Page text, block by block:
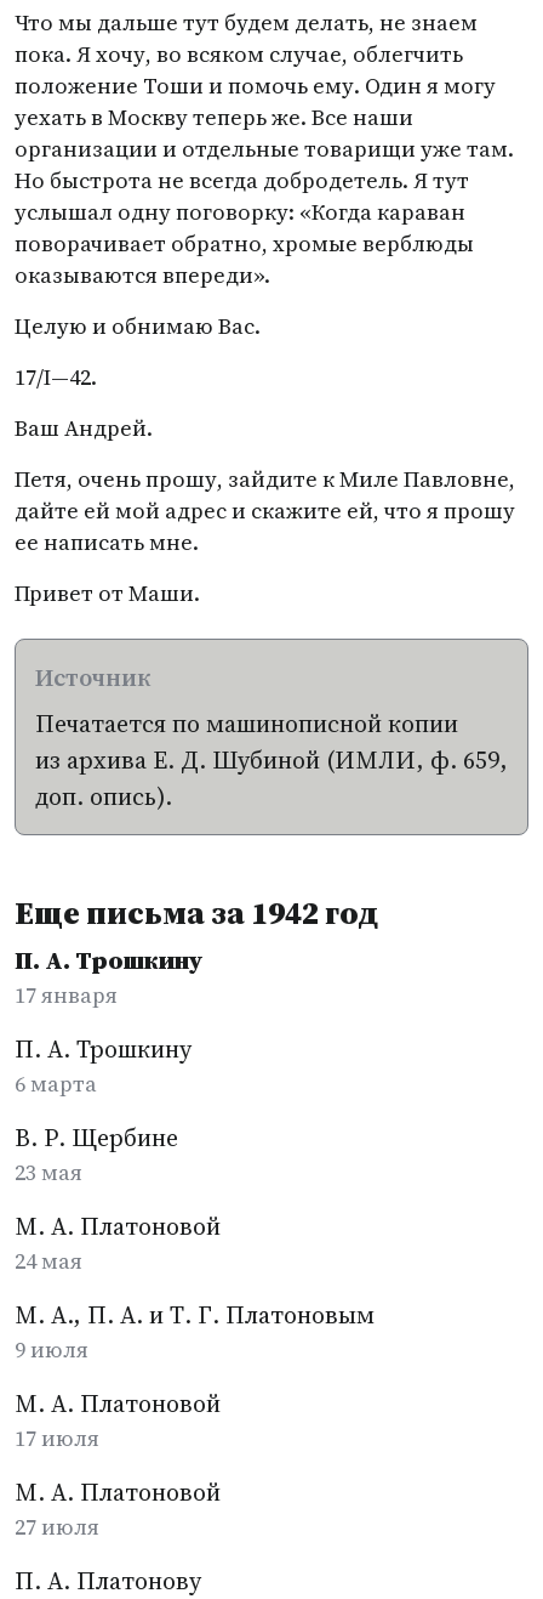
Что мы дальше тут будем делать, не знаем
пока. Я хочу, во всяком случае, облегчить
положение Тоши и помочь ему. Один я могу
уехать в Москву теперь же. Все наши
организации и отдельные товарищи уже там.
Но быстрота не всегда добродетель. Я тут
услышал одну поговорку: «Когда караван
поворачивает обратно, хромые верблюды
оказываются впереди».
Целую и обнимаю Вас.
17/I—42.
Ваш Андрей.
Петя, очень прошу, зайдите к Миле Павловне,
дайте ей мой адрес и скажите ей, что я прошу
ее написать мне.
Привет от Маши.
Печатается по машинописной копии
из архива Е. Д. Шубиной (ИМЛИ, ф. 659,
доп. опись).
Еще письма за 1942 год
П. А. Трошкину
17 января
П. А. Трошкину
6 марта
В. Р. Щербине
23 мая
М. А. Платоновой
24 мая
М. А., П. А. и Т. Г. Платоновым
9 июля
М. А. Платоновой
17 июля
М. А. Платоновой
27 июля
П. А. Платонову